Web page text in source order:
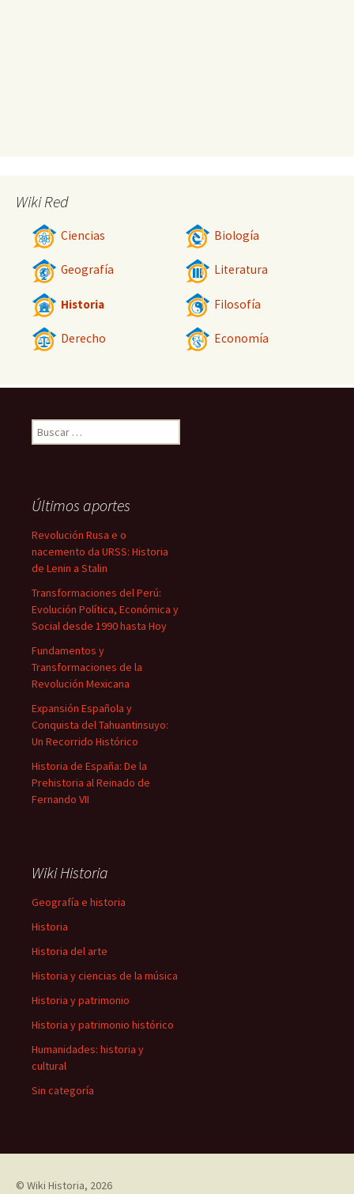
Wiki Red
Ciencias Biología
Geografía Literatura
Historia Filosofía
Derecho Economía
Buscar:
Últimos aportes
Revolución Rusa e o
nacemento da URSS: Historia
de Lenin a Stalin
Transformaciones del Perú:
Evolución Política, Económica y
Social desde 1990 hasta Hoy
Fundamentos y
Transformaciones de la
Revolución Mexicana
Expansión Española y
Conquista del Tahuantinsuyo:
Un Recorrido Histórico
Historia de España: De la
Prehistoria al Reinado de
Fernando VII
Wiki Historia
Geografía e historia
Historia
Historia del arte
Historia y ciencias de la música
Historia y patrimonio
Historia y patrimonio histórico
Humanidades: historia y
cultural
Sin categoría
© Wiki Historia, 2026